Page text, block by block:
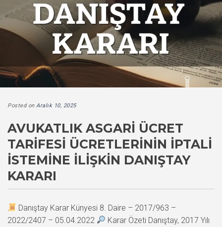
Posted on Aralık 10, 2025
AVUKATLIK ASGARI ÜCRET
TARIFESI ÜCRETLERININ İPTALI
İSTEMINE İLIŞKIN DANIŞTAY
KARARI
Danıştay Karar Künyesi 8. Daire – 2017/963 –
2022/2407 – 05.04.2022
Karar Özeti Danıştay, 2017 Yılı